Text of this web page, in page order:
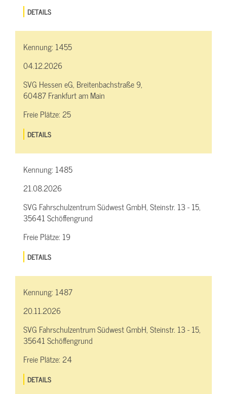
DETAILS
Kennung: 1455
04.12.2026
SVG Hessen eG, Breitenbachstraße 9,
60487 Frankfurt am Main
Freie Plätze:25
DETAILS
Kennung: 1485
21.08.2026
SVG Fahrschulzentrum Südwest GmbH, Steinstr. 13 - 15,
35641 Schöffengrund
Freie Plätze: 19
DETAILS
Kennung: 1487
20.11.2026
SVG Fahrschulzentrum Südwest GmbH, Steinstr. 13 - 15,
35641 Schöffengrund
Freie Plätze:24
DETAILS